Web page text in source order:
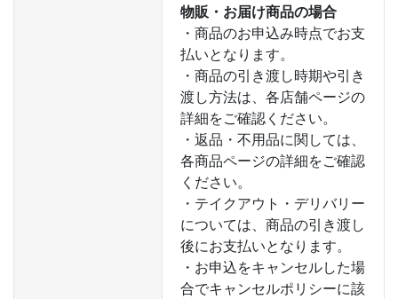
物販・お届け商品の場合
・商品のお申込み時点でお支
払いとなります。
・商品の引き渡し時期や引き
渡し方法は、各店舗ページの
詳細をご確認ください。
・返品・不用品に関しては、
各商品ページの詳細をご確認
ください。
・テイクアウト・デリバリー
については、商品の引き渡し
後にお支払いとなります。
・お申込をキャンセルした場
合でキャンセルポリシーに該